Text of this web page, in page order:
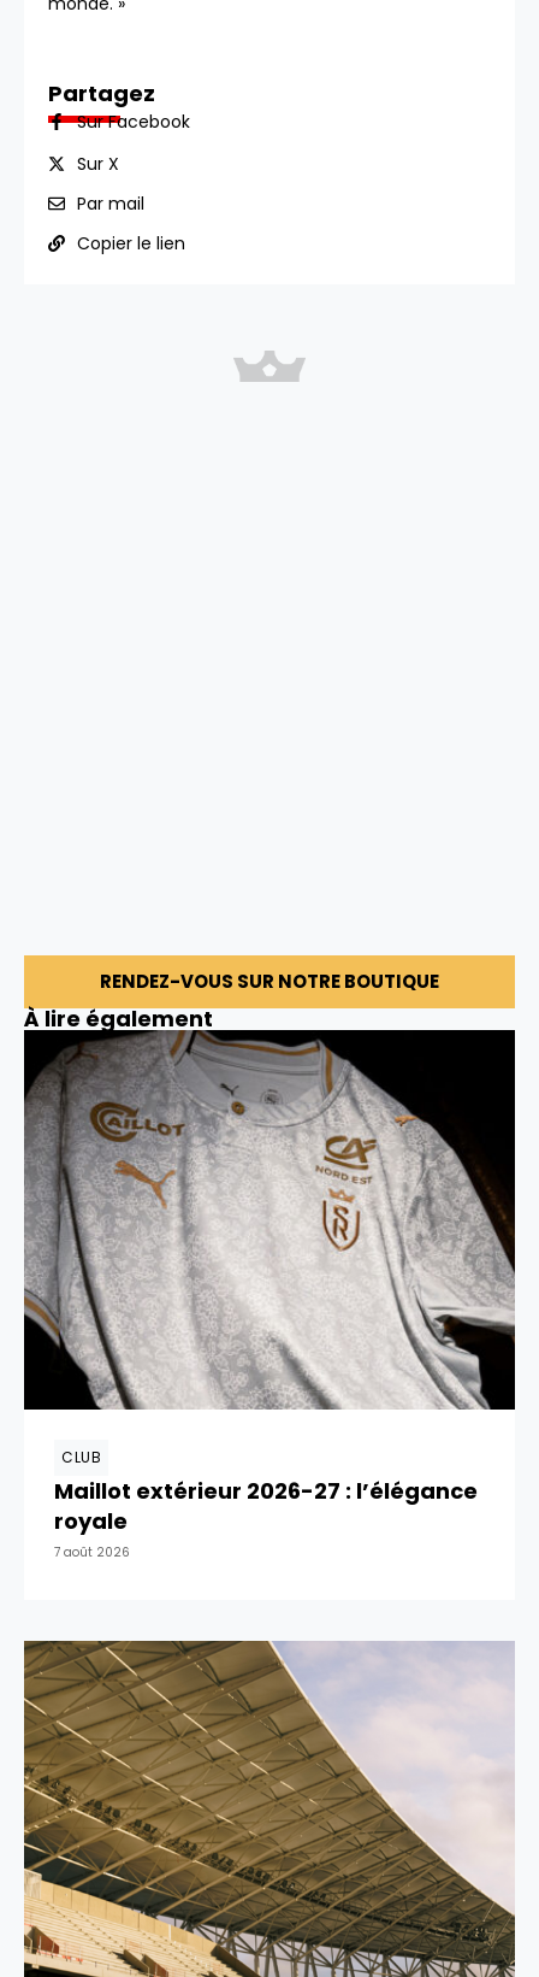
Partagez
Sur Facebook
Sur X
Par mail
Copier le lien
RENDEZ-VOUS SUR NOTRE BOUTIQUE
À lire également
CLUB
Maillot extérieur 2026-27 : l’élégance
royale
7 août 2026